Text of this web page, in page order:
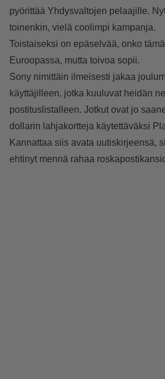
pyörittää Yhdysvaltojen pelaajille.
toinenkin, vielä coolimpi kampanja.
Toistaiseksi on epäselvää, onko
Euroopassa, mutta toivoa sopii.
Sony nimittäin ilmeisesti jakaa
käyttäjilleen, jotka kuuluvat heidän
postituslistalleen. Jotkut ovat jo
dollarin lahjakortteja käytettäväksi
Kannattaa siis avata uutiskirjeensä,
ehtinyt mennä rahaa